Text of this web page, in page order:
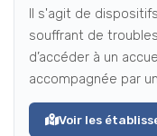
Il s'agit de
souffrant de
d’accéder à un
accompagnée par
Voir les